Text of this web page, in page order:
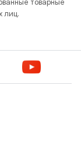
товарные
лиц.